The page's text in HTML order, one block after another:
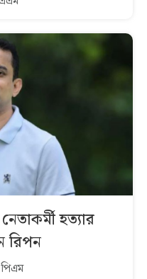
হত্যার
রিপন